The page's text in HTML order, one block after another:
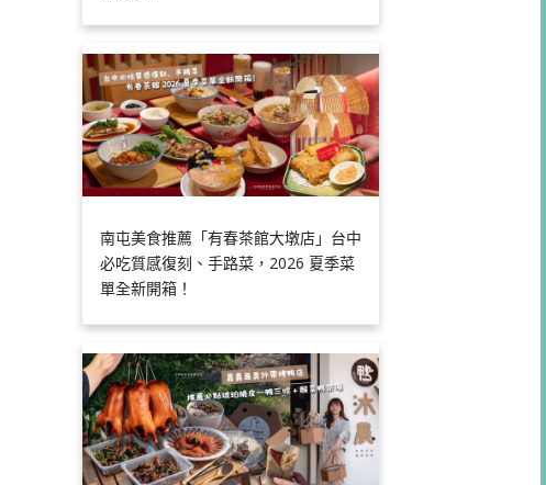
南屯美食推薦「有春茶館大墩店」台中
必吃質感復刻、手路菜，2026 夏季菜
單全新開箱！